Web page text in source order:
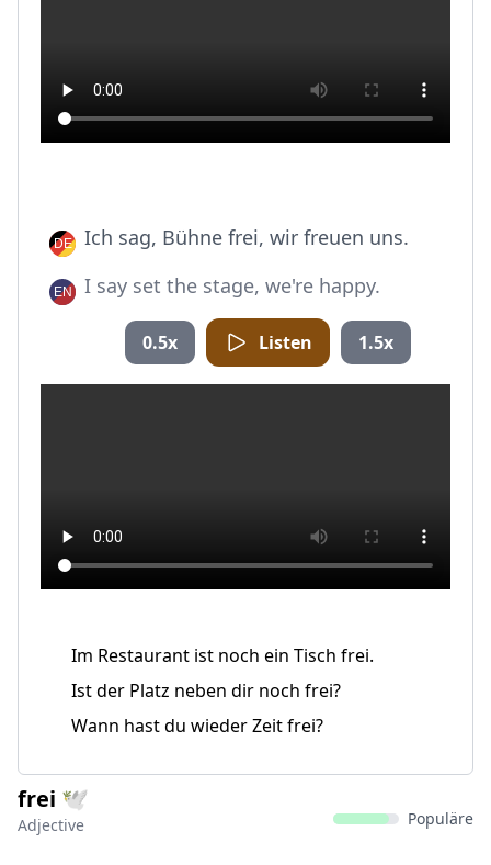
Ich sag, Bühne frei, wir freuen uns.
I say set the stage, we're happy.
0.5x Listen 1.5x
Im Restaurant ist noch ein Tisch frei.
Ist der Platz neben dir noch frei?
Wann hast du wieder Zeit frei?
frei 🕊️
Adjective Populäre